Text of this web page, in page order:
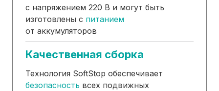
с напряжением 220 В и могут быть
изготовлены с питанием
от аккумуляторов
Качественная сборка
Технология SoftStop обеспечивает
безопасность всех подвижных